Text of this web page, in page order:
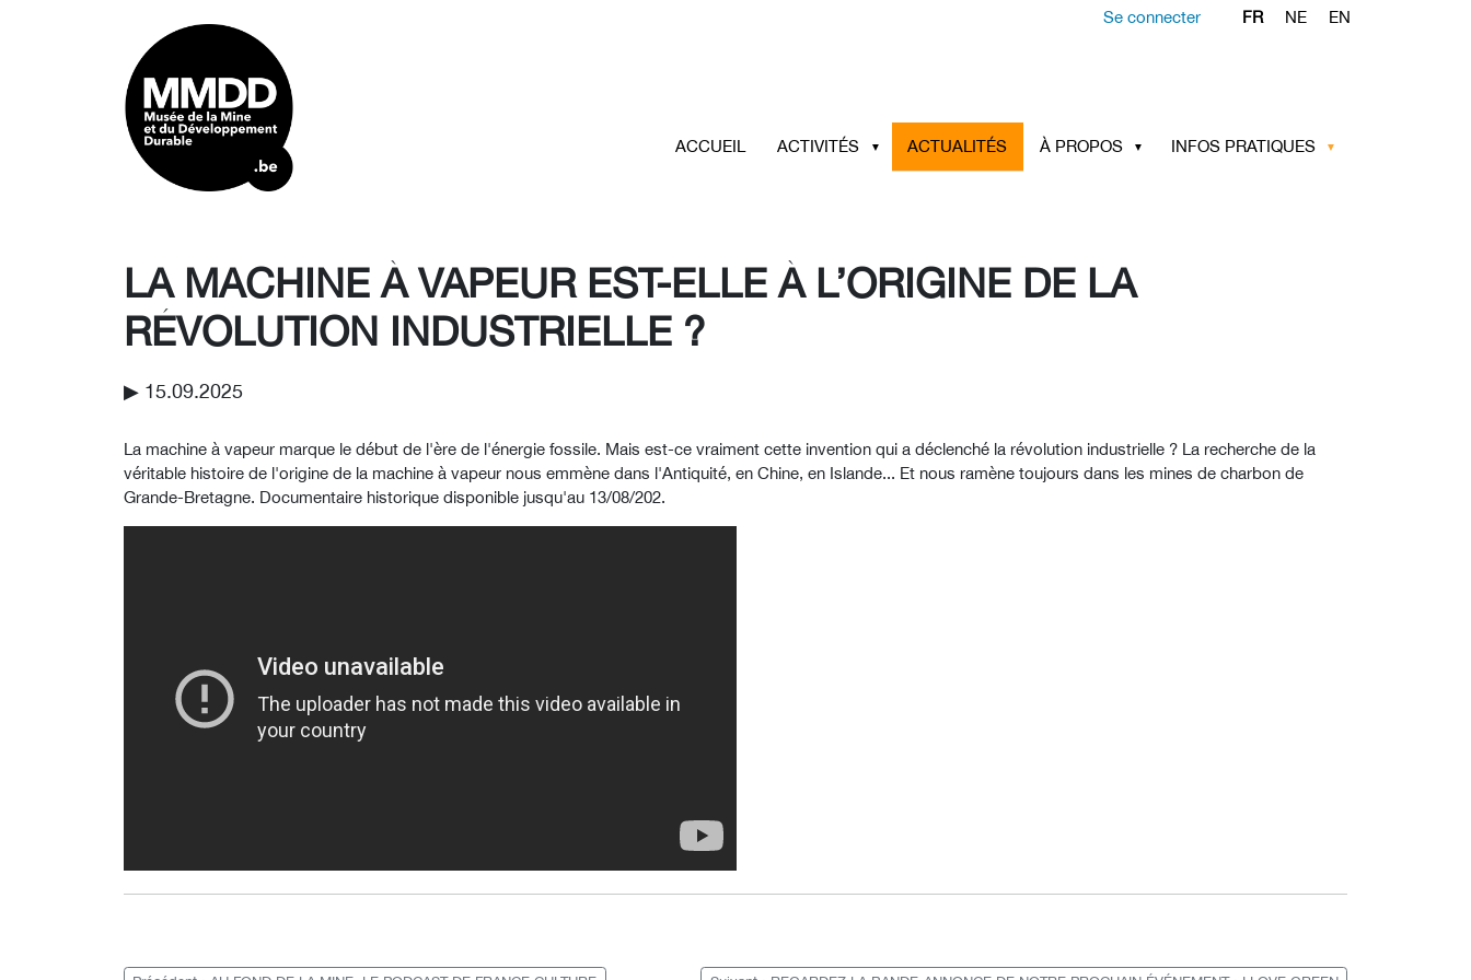
Se connecter FR NE EN
ACCUEIL ACTIVITÉS ACTUALITÉS À PROPOS INFOS PRATIQUES
LA MACHINE À VAPEUR EST-ELLE À L’ORIGINE DE LA
RÉVOLUTION INDUSTRIELLE ?
▶︎ 15.09.2025
La machine à vapeur marque le début de l'ère de l'énergie fossile. Mais est-ce vraiment cette invention qui a déclenché la révolution industrielle ? La recherche de la
véritable histoire de l'origine de la machine à vapeur nous emmène dans l'Antiquité, en Chine, en Islande... Et nous ramène toujours dans les mines de charbon de
Grande-Bretagne. Documentaire historique disponible jusqu'au 13/08/202.